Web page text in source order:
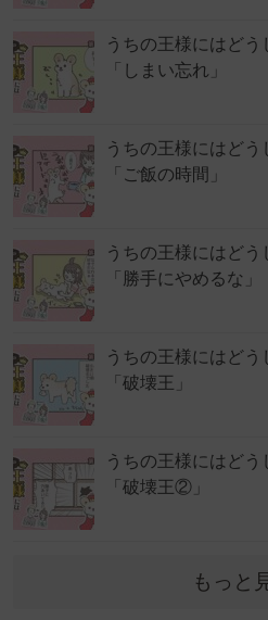
うちの王様にはどう
「しまい忘れ」
うちの王様にはどう
「ご飯の時間」
うちの王様にはどう
「勝手にやめるな」
うちの王様にはどう
「破壊王」
うちの王様にはどう
「破壊王②」
もっと